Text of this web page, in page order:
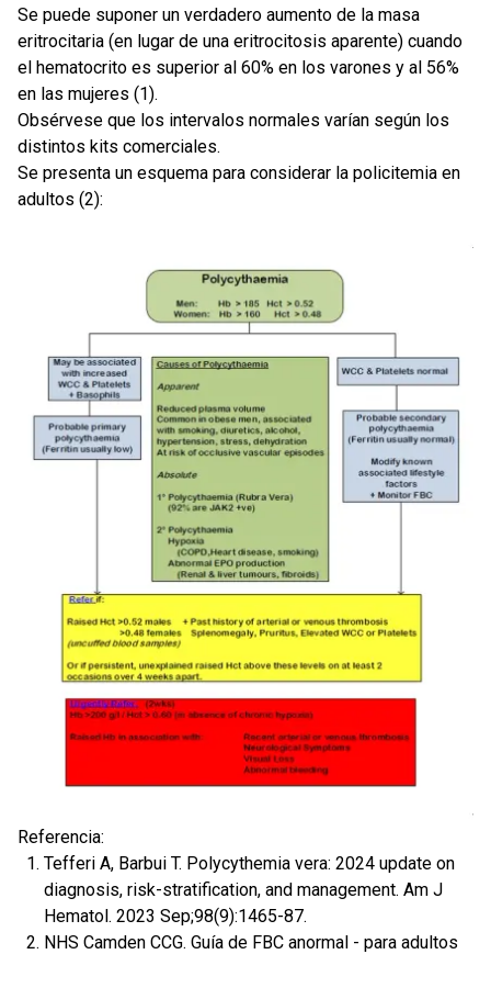
Se puede suponer un verdadero aumento de la masa
eritrocitaria (en lugar de una eritrocitosis aparente) cuando
el hematocrito es superior al 60% en los varones y al 56%
en las mujeres (1).
Obsérvese que los intervalos normales varían según los
distintos kits comerciales.
Se presenta un esquema para considerar la policitemia en
adultos (2):
Referencia:
Tefferi A, Barbui T. Polycythemia vera: 2024 update on
diagnosis, risk-stratification, and management. Am J
Hematol. 2023 Sep;98(9):1465-87.
NHS Camden CCG. Guía de FBC anormal - para adultos